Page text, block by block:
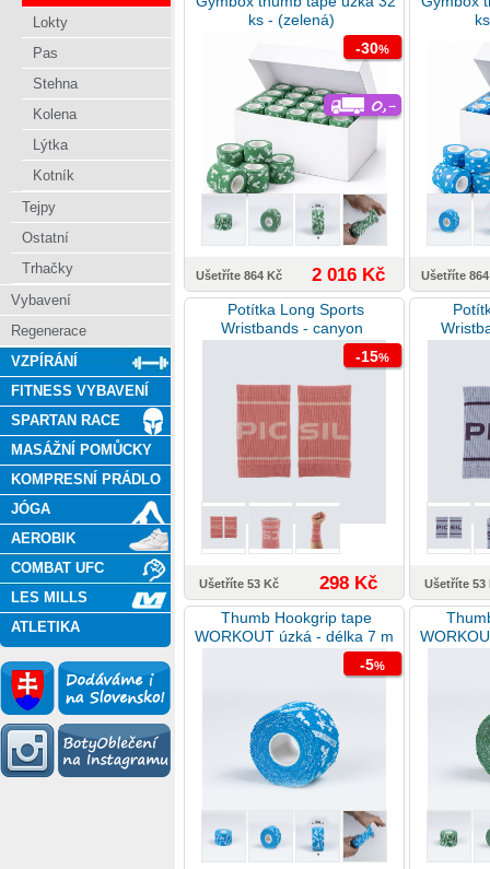
Lokty
Pas
Stehna
Kolena
Lýtka
Kotník
Tejpy
Ostatní
Trhačky
Vybavení
Regenerace
VZPÍRÁNÍ
FITNESS VYBAVENÍ
SPARTAN RACE
MASÁŽNÍ POMŮCKY
KOMPRESNÍ PRÁDLO
JÓGA
AEROBIK
COMBAT UFC
LES MILLS
ATLETIKA
-30%
ks - (zelená)
Ušetříte 864 Kč 2 016 Kč Ušetříte
-15%
Potítka Long Sports
Wristbands - canyon
Ušetříte 53 Kč 298 Kč Ušetříte 53
-5%
Thumb Hookgrip tape
WORKOUT úzká - délka 7 m